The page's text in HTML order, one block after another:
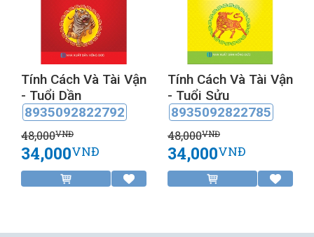
Tính Cách Và Tài Vận
- Tuổi Dần
8935092822792
48,000VNĐ
34,000VNĐ
Tính Cách Và Tài Vận
- Tuổi Sửu
8935092822785
48,000VNĐ
34,000VNĐ